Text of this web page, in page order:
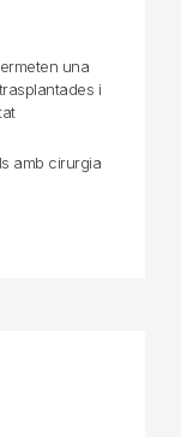
una
i
amb cirurgia